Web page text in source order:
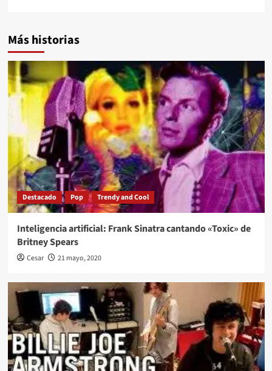
Más historias
Destacado Pop Trendy and Cool
Inteligencia artificial: Frank Sinatra cantando «Toxic» de
Britney Spears
Cesar 21 mayo, 2020